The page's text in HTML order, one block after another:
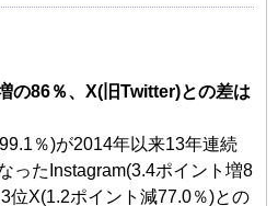
の86％、X(旧Twitter)との差は
％)が2014年以来13年連続
ったInstagram(3.4ポイント増8
位X(1.2ポイント減77.0％)との